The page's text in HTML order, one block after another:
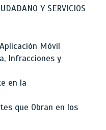
Y SERVICIOS
Móvil
Infracciones y
en la
que Obran en los